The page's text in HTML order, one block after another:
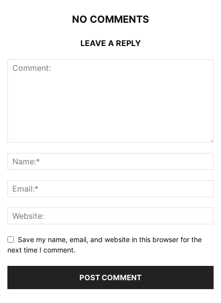
NO COMMENTS
LEAVE A REPLY
Save my name, email, and website in this browser for the
next time I comment.